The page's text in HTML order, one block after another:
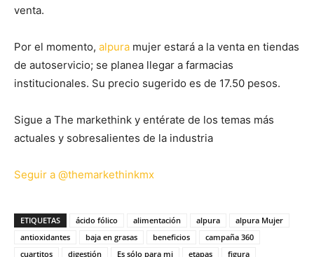
venta.
Por el momento, alpura mujer estará a la venta en tiendas
de autoservicio; se planea llegar a farmacias
institucionales. Su precio sugerido es de 17.50 pesos.
Sigue a The markethink y entérate de los temas más
actuales y sobresalientes de la industria
Seguir a @themarkethinkmx
ETIQUETAS ácido fólico alimentación alpura
alpura Mujer
antioxidantes
baja en grasas beneficios
campaña 360
cuartitos
digestión Es sólo para mi etapas figura